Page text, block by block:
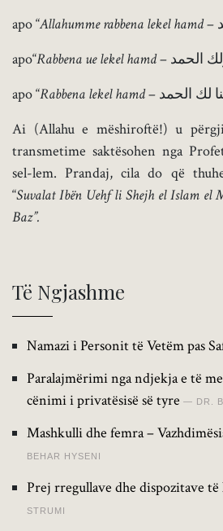
apo “Allahumme rabbena lekel hamd
apo“Rabbena ue lekel hamd
apo “Rabbena lekel hamd
Ai (Allahu e mëshiroftë!) u
transmetime saktësohen nga
sel-lem. Prandaj, cila do që
“Suvalat Ibën Uehf li Shejh el Islam el
Baz”.
Të Ngjashme
Namazi i Personit të Vetëm pas
Paralajmërimi nga ndjekja e të
cënimi i privatësisë së tyre
DR.
Mashkulli dhe femra –
BEHAR HYSENI
Prej rregullave dhe dispozitave
STRUMI